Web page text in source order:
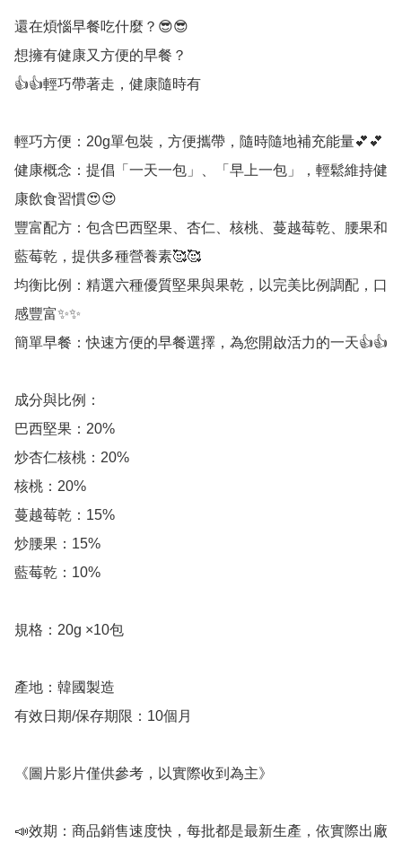
還在煩惱早餐吃什麼？😎😎
想擁有健康又方便的早餐？
👍👍輕巧帶著走，健康隨時有
輕巧方便：20g單包裝，方便攜帶，隨時隨地補充能量💕💕
健康概念：提倡「一天一包」、「早上一包」，輕鬆維持健
康飲食習慣😍😍
豐富配方：包含巴西堅果、杏仁、核桃、蔓越莓乾、腰果和
藍莓乾，提供多種營養素🥰🥰
均衡比例：精選六種優質堅果與果乾，以完美比例調配，口
感豐富✨✨
簡單早餐：快速方便的早餐選擇，為您開啟活力的一天👍👍
成分與比例：
巴西堅果：20%
炒杏仁核桃：20%
核桃：20%
蔓越莓乾：15%
炒腰果：15%
藍莓乾：10%
規格：20g ×10包
產地：韓國製造
有效日期/保存期限：10個月
《圖片影片僅供參考，以實際收到為主》
📣效期：商品銷售速度快，每批都是最新生產，依實際出廠